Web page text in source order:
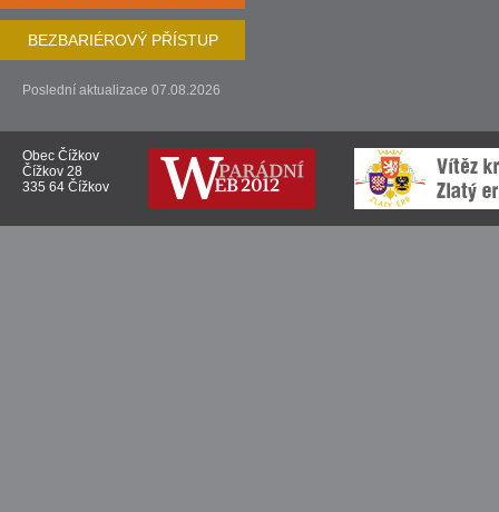
BEZBARIÉROVÝ PŘÍSTUP
Poslední aktualizace 07.08.2026
Obec Čížkov
Čížkov 28
335 64 Čížkov